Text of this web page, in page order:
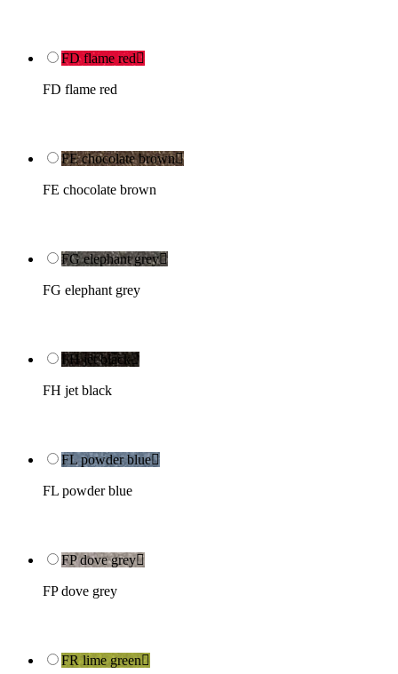
FD flame red
FD flame red
FE chocolate brown
FE chocolate brown
FG elephant grey
FG elephant grey
FH jet black
FH jet black
FL powder blue
FL powder blue
FP dove grey
FP dove grey
FR lime green